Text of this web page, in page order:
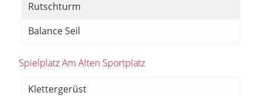
Rutschturm
Balance Seil
Spielplatz Am Alten Sportplatz
Klettergerüst